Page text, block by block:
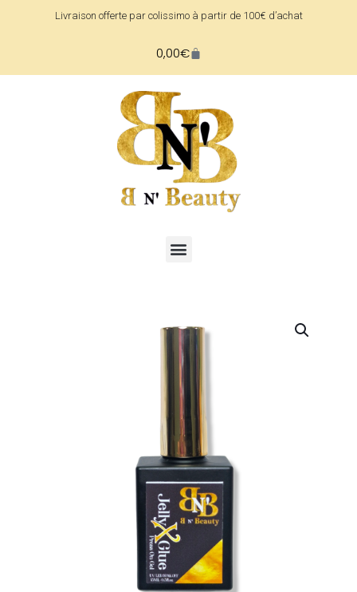
Livraison offerte par colissimo à partir de 100€ d’achat
0,00€